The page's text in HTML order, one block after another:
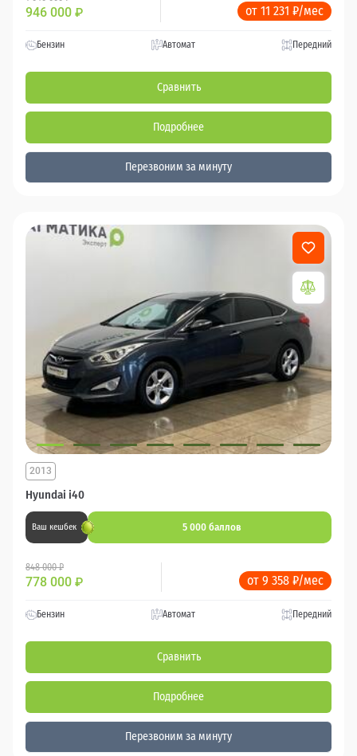
946 000 ₽ от 11 231 ₽/мес
Бензин Автомат Передний
Сравнить
Подробнее
Перезвоним за минуту
Hyundai i40
2013
Ваш кешбек 5 000 баллов
848 000 ₽
778 000 ₽ от 9 358 ₽/мес
Бензин Автомат Передний
Сравнить
Подробнее
Перезвоним за минуту